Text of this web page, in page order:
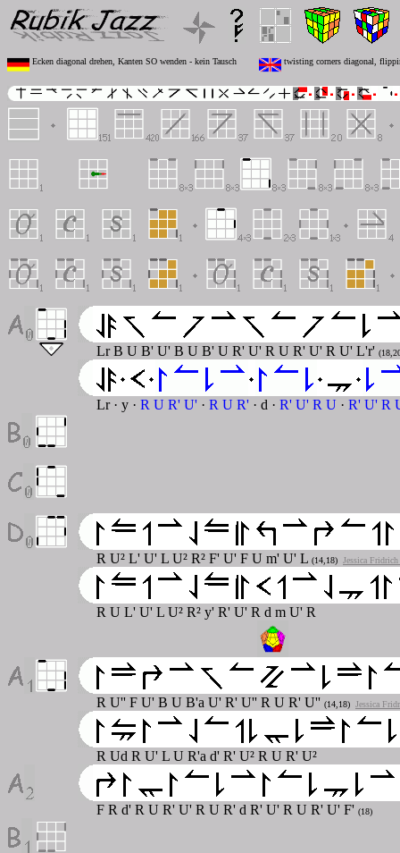
Ecken diagonal drehen, Kanten SO wenden - kein Tausch twisting corners diagonal,
Lr B U B' U' B U B' U R' U' R U R' U' R U' L'r'
Lr · y · R U R' U' · R U R' · d · R' U' R U · R' U' R
R U² L' U' L U² R² F' U' F U m' U' L (14,18) Jessica
R U L' U' L U² R² y' R' U' R d m U' R
R U'' F U' B U B'a U' R' U'' R U R' U'' (14,18) Jessica
R Ud R U' L U R'a d' R' U² R U R' U²
F R d' R U R' U' R U R' d R' U' R U R' U' F' (18)